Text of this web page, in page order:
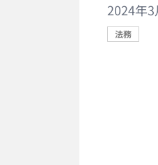
2024年
法務